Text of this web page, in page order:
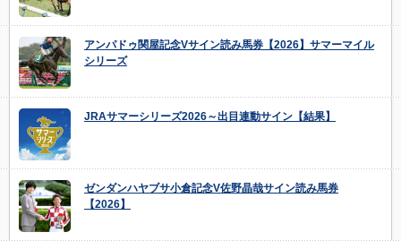
アンパドゥ関屋記念Vサイン読み馬券【2026】サマーマイル
シリーズ
JRAサマーシリーズ2026～出目連動サイン【結果】
ゼンダンハヤブサ小倉記念V佐野晶哉サイン読み馬券
【2026】